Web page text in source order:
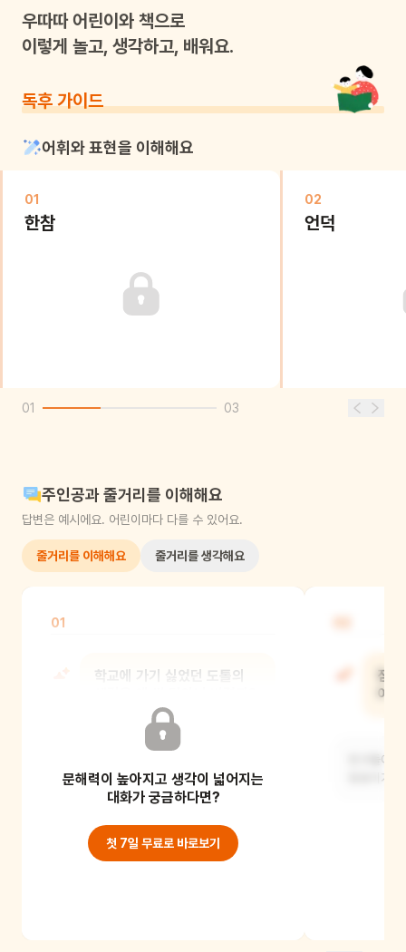
빨개져도, 눈덩이를 굴리는 손끝이 시려도, 온몸이 땀에 절어도
즐겁기만 합니다. 도톨과 친구들의 밝고 건강한 웃음이 이 책을
읽는 어린이에게도 전해지길 바랍니다.
우따따어린이와 책으로
이렇게 놀고, 생각하고, 배워요.
독후 가이드
어휘와 표현을 이해해요
01
한참
02
언덕
01 03
주인공과 줄거리를 이해해요
답변은 예시에요. 어린이마다 다를 수 있어요.
줄거리를 이해해요 줄거리를 생각해요
01
학교에 가기 싫었던 도톨의
생각을 하니까 좋았을 거예요.
문해력이 높아지고 생각이 넓어지는
대화가 궁금하다면?
첫 7일 무료로 바로보기
점
어
친구들이
동동이가